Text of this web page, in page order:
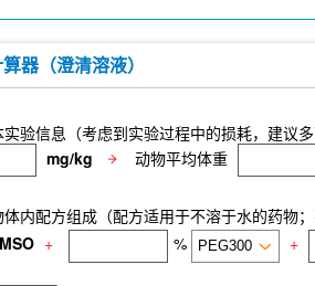
器（澄清溶液）
验信息（考虑到实验过程中的损耗，建议
mg/kg 动物平均体重
内配方组成（配方适用于不溶于水的药物
+ % +